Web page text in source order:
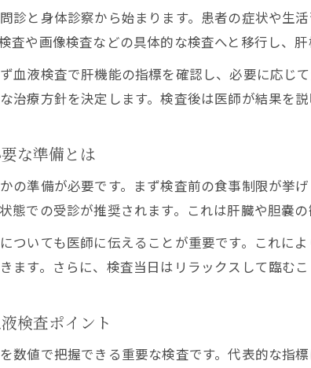
診と身体診察から始まります。患者の症状や生
査や画像検査などの具体的な検査へと移行し、
血液検査で肝機能の指標を確認し、必要に応じ
治療方針を決定します。検査後は医師が結果を
な準備とは
の準備が必要です。まず検査前の食事制限が挙
態での受診が推奨されます。これは肝臓や胆嚢の
ついても医師に伝えることが重要です。これに
ます。さらに、検査当日はリラックスして臨む
検査ポイント
数値で把握できる重要な検査です。代表的な指